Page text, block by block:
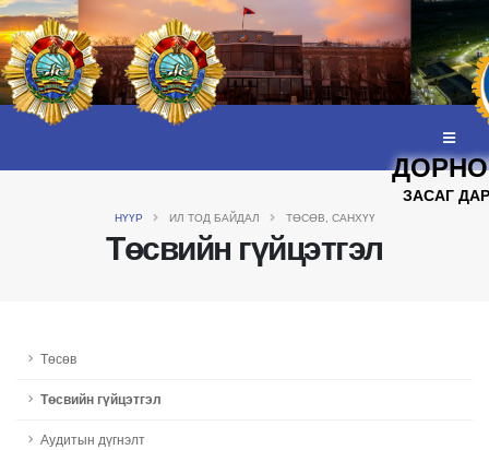
ЗАСАГ
НҮҮР ИЛ ТОД БАЙДАЛ ТӨСӨВ, САНХҮҮ
Төсвийн гүйцэтгэл
Төсөв
Төсвийн гүйцэтгэл
Аудитын дүгнэлт